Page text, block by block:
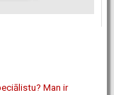
Man ir